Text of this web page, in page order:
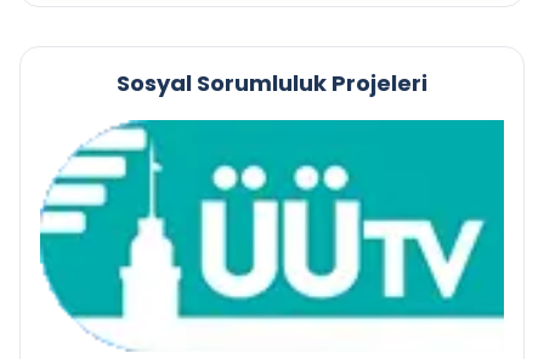
Sosyal Sorumluluk Projeleri